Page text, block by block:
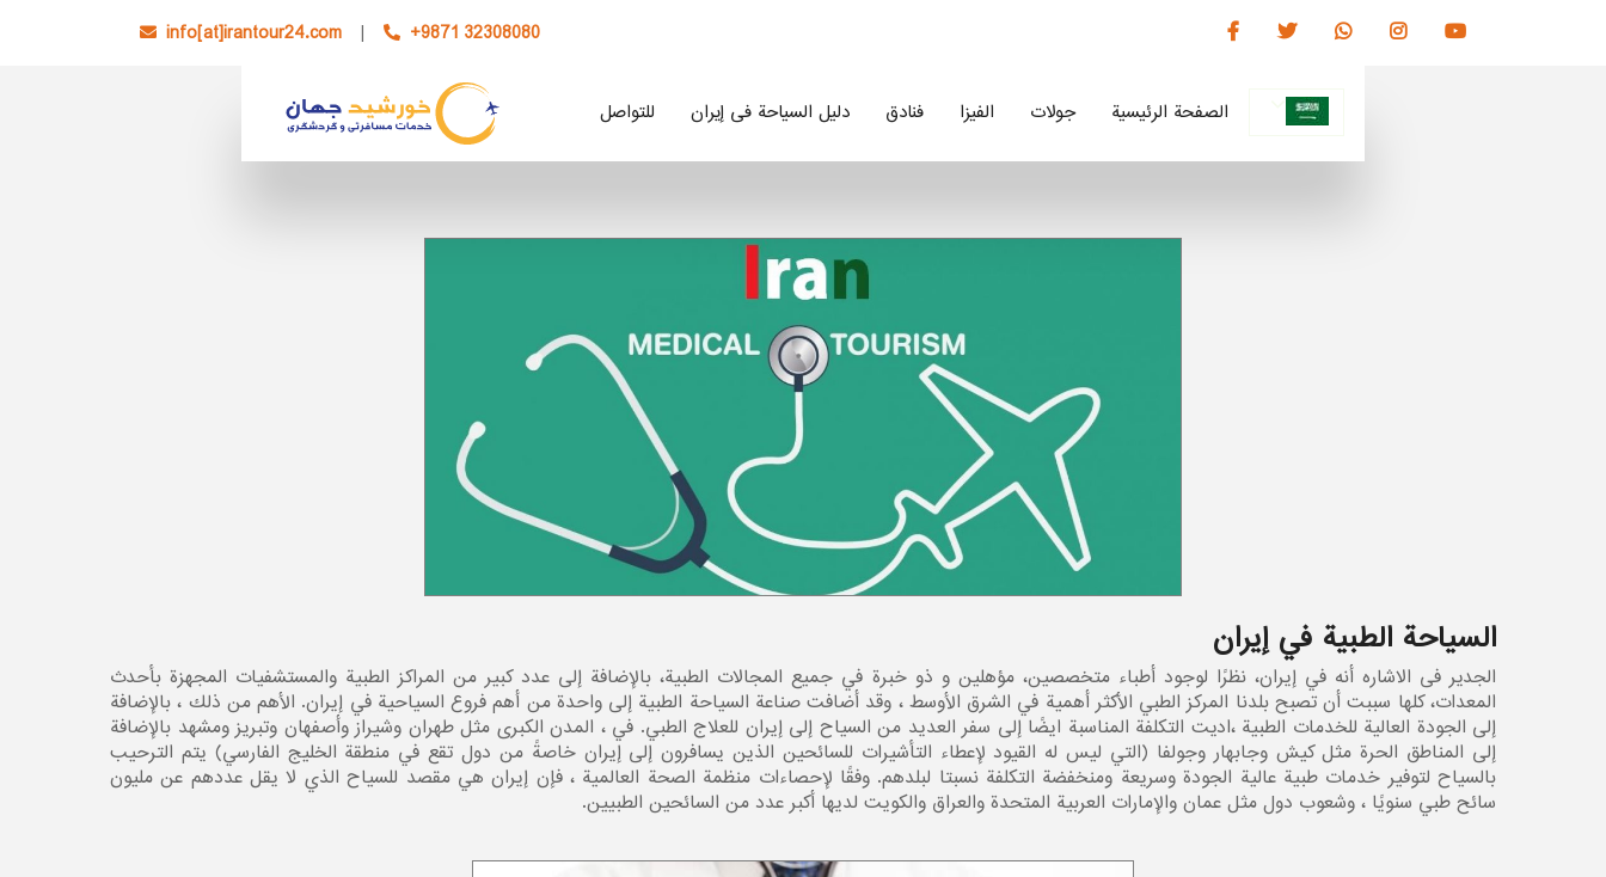
info[at]irantour24.com | +9871 32308080
الصفحة الرئیسیة جولات الفیزا فنادق دلیل السیاحة فی إیران للتواصل
السياحة الطبية في إيران
الجدیر فی الاشاره أنه في إيران، نظرًا لوجود أطباء متخصصين، مؤهلين و ذو خبرة في جميع المجالات الطبية، بالإضافة إلى عدد كبير من المراكز الطبية والمستشفيات المجهزة بأحدث
المعدات، كلها سببت أن تصبح بلدنا المركز الطبي الأكثر أهمية في الشرق الأوسط ، وقد أضافت صناعة السياحة الطبية إلى واحدة من أهم فروع السياحیة في إيران. الأهم من ذلك ، بالإضافة
إلى الجودة العالية للخدمات الطبية ،ادیت التكلفة المناسبة ايضًا إلى سفر العديد من السياح إلى إيران للعلاج الطبي. في ، المدن الكبرى مثل طهران وشيراز وأصفهان وتبريز ومشهد بالإضافة
إلى المناطق الحرة مثل كيش وجابهار وجولفا (التي لیس له القیود لإعطاء التأشيرات للسائحين الذين يسافرون إلى إيران خاصةً من دول تقع في منطقة الخليج الفارسي) يتم الترحيب
بالسياح لتوفير خدمات طبية عالية الجودة وسريعة ومنخفضة التكلفة نسبتا لبلدهم. وفقًا لإحصاءات منظمة الصحة العالمية ، فإن إيران هي مقصد للسیاح الذي لا يقل عددهم عن مليون
سائح طبي سنويًا ، وشعوب دول مثل عمان والإمارات العربية المتحدة والعراق والكويت لديها أكبر عدد من السائحين الطبيين.